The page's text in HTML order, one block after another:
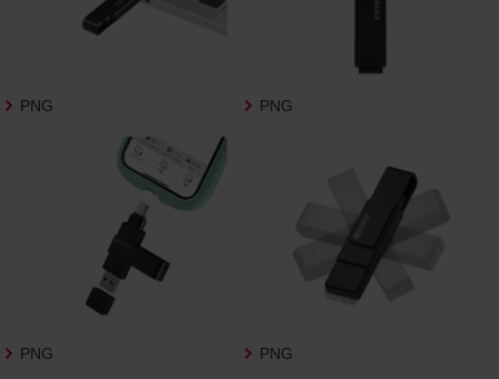
お客様は、商品写真データの利用に際し、次
商品写真データの全部又は一部の譲
渡、貸与、再利用許諾、改変、著作権表
示の除去等をしないこと
商品写真データに表示されている当
社商品についての情報（社名、商品名
等）を併記する等の方法により、商品
写真データに表示されている商品が、
当社の商品であることを特定できる
ル、商標その他のマークがある場合、
PNG PNG
PNG PNG